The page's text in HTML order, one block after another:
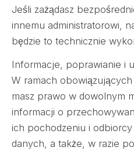
Jeśli zażądasz
innemu administratorowi,
będzie to technicznie
Informacje, poprawianie i
W ramach
masz prawo w dowolnym
informacji o
ich pochodzeniu i
danych, a także, w razie